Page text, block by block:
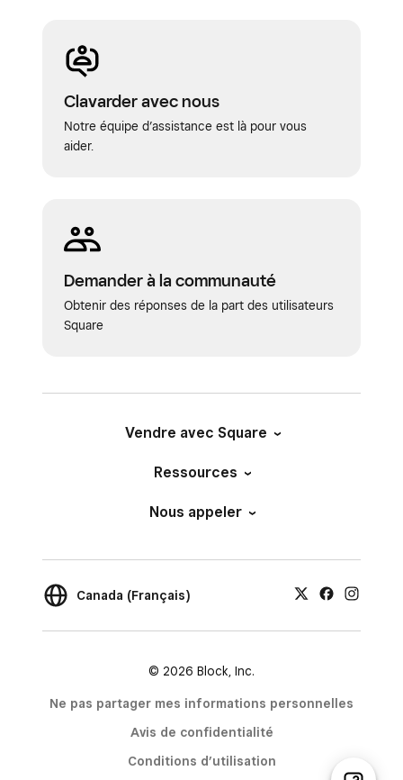
Clavarder avec nous
Notre équipe d’assistance est là pour vous
aider.
Demander à la communauté
Obtenir des réponses de la part des utilisateurs
Square
Vendre avec Square
Ressources
Nous appeler
Canada (Français)
© 2026 Block, Inc.
Ne pas partager mes informations personnelles
Avis de confidentialité
Conditions d’utilisation